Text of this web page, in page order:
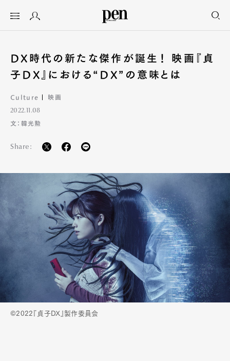
DX時代の新たな傑作が誕生！ 映画『貞
子DX』における“DX”の意味とは
Culture 映画
2022.11.08
文：韓光勲
Share:
©2022『貞子DX』製作委員会